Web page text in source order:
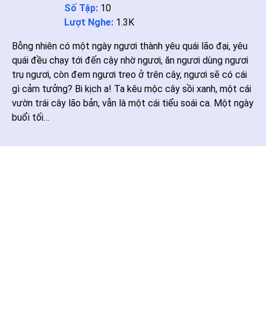
Số Tập: 10
Lượt Nghe: 1.3K
Bỗng nhiên có một ngày ngươi thành yêu quái lão đại, yêu
quái đều chạy tới đến cậy nhờ ngươi, ăn ngươi dùng ngươi
trụ ngươi, còn đem ngươi treo ở trên cây, ngươi sẽ có cái
gì cảm tưởng? Bi kịch a! Ta kêu mộc cây sồi xanh, một cái
vườn trái cây lão bản, vẫn là một cái tiểu soái ca. Một ngày
buổi tối…